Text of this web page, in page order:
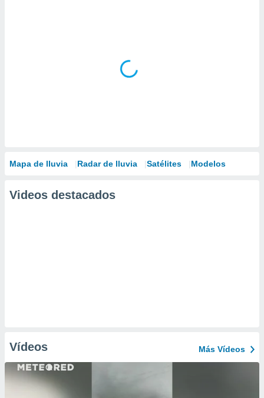
Mapa de lluvia Radar de lluvia Satélites Modelos
Videos destacados
Vídeos Más Vídeos